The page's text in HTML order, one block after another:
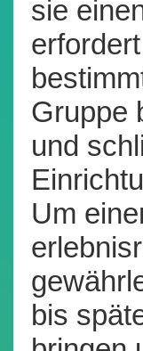
sie
Gruppe
und
Um
bis